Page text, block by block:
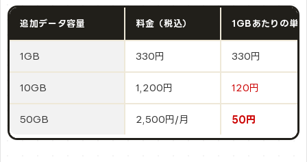
追加データ容量 料金（税込） 1GBあたりの単価
1GB 330円 330円
10GB 1,200円 120円
50GB 2,500円/月 50円